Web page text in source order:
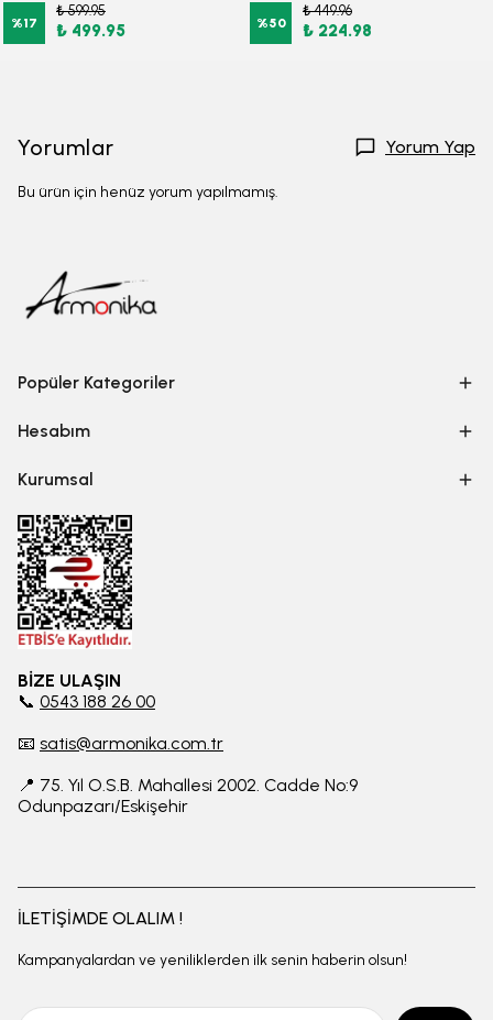
%17
₺ 599.95
₺ 499.95 %50
₺ 449.96
₺ 224.98
Yorumlar Yorum Yap
Bu ürün için henüz yorum yapılmamış.
Popüler Kategoriler
Hesabım
Kurumsal
BİZE ULAŞIN
📞 0543 188 26 00
📧 satis@armonika.com.tr
📍 75. Yıl O.S.B. Mahallesi 2002. Cadde No:9
Odunpazarı/Eskişehir
İLETİŞİMDE OLALIM !
Kampanyalardan ve yeniliklerden ilk senin haberin olsun!